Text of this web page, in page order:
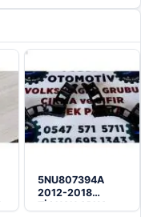
5NU807394A
2012-2018
TİGUAN ARKA